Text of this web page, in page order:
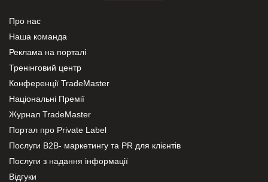
Про нас
Наша команда
Реклама на порталі
Тренінговий центр
Конференції TradeMaster
Національні Премії
Журнал TradeMaster
Портал про Private Label
Послуги В2В- маркетингу та PR для клієнтів
Послуги з надання інформації
Відгуки